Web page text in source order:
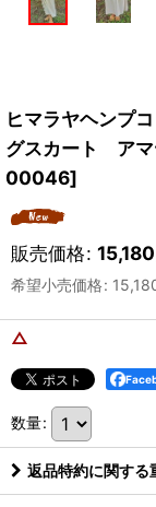
ヒマラヤヘンプ
グスカート アマ
00046]
販売価格: 15,180
希望小売価格:
△
数量:
返品特約に関する